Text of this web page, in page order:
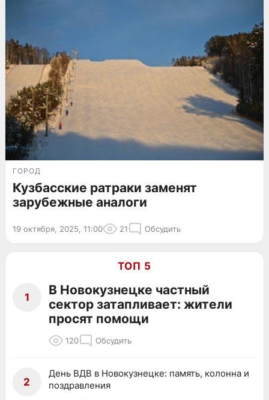
ГОРОД
Кузбасские ратраки заменят
зарубежные аналоги
19 октября, 2025, 11:00 21 Обсудить
ТОП 5
1
В Новокузнецке частный
сектор затапливает: жители
просят помощи
120 Обсудить
2
День ВДВ в Новокузнецке: память, колонна и
поздравления